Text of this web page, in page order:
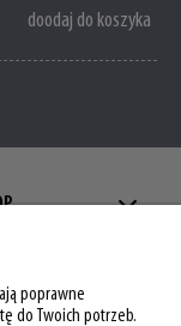
doodaj do koszyka
poprawne
do Twoich potrzeb.